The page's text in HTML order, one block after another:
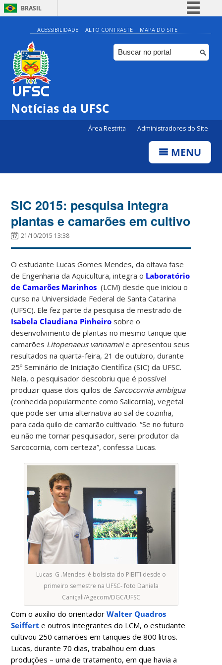
BRASIL
Simplifique!
Comunica BR
Participe
ACESSIBILIDADE ALTO CONTRASTE MAPA DO SITE
Notícias da UFSC
Área Restrita Administradores do Site
MENU
SIC 2015: pesquisa integra
plantas e camarões em cultivo
21/10/2015 13:38
O estudante Lucas Gomes Mendes, da oitava fase
de Engenharia da Aquicultura, integra o Laboratório
de Camarões Marinhos (LCM) desde que iniciou o
curso na Universidade Federal de Santa Catarina
(UFSC). Ele fez parte da pesquisa de mestrado de
Isabela Claudiana Pinheiro sobre o
desenvolvimento de plantas no mesmo tanque que
camarões Litopenaeus vannameie apresentou seus
resultados na quarta-feira, 21 de outubro, durante
25º Seminário de Iniciação Científica (SIC) da UFSC.
Nela, o pesquisador descobriu que é possível
produzir quase dois quilos de Sarcocornia ambigua
(conhecida popularmente como Salicornia), vegetal
que pode ser uma alternativa ao sal de cozinha,
para cada quilo de camarão cultivado. “Se no futuro
eu não me tornar pesquisador, serei produtor da
Sarcocornia, com certeza”, confessa Lucas.
Lucas G .Mendes é bolsista do PIBITI desde o
primeiro semestre na UFSC- foto Daniela
Caniçali/Agecom/DGC/UFSC
Com o auxílio do orientadorWalter Quadros
Seiffert e outros integrantes do LCM, o estudante
cultivou 250 camarões em tanques de 800 litros.
Lucas, durante 70 dias, trabalhou em duas
produções – uma de tratamento, em que havia a